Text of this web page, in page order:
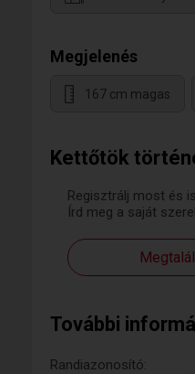
Kettőtök
Regisztrálj most és
Írd meg a saját
További
Randiazonosító:
Megjelenés
167 cm magas